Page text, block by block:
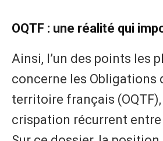
OQTF : une réalité qui
Ainsi, l’un des points les
concerne les Obligations
territoire français
crispation récurrent entre